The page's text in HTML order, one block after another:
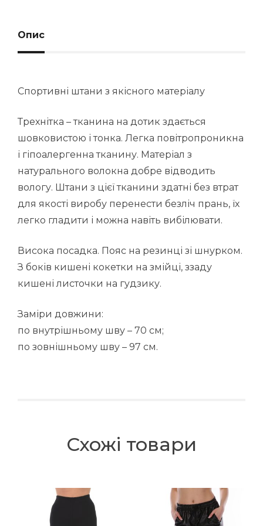
Опис
Спортивні штани з якісного матеріалу
Трехнітка – тканина на дотик здається
шовковистою і тонка. Легка повітропроникна
і гіпоалергенна тканину. Матеріал з
натурального волокна добре відводить
вологу. Штани з цієї тканини здатні без втрат
для якості виробу перенести безліч прань, їх
легко гладити і можна навіть вибілювати.
Висока посадка. Пояс на резинці зі шнурком.
З боків кишені кокетки на змійці, ззаду
кишені листочки на гудзику.
Заміри довжини:
по внутрішньому шву – 70 см;
по зовнішньому шву – 97 см.
Схожі товари